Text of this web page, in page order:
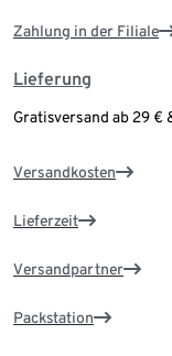
Zahlung in der Filiale
Lieferung
Gratisversand ab 29 €
Versandkosten
Lieferzeit
Versandpartner
Packstation